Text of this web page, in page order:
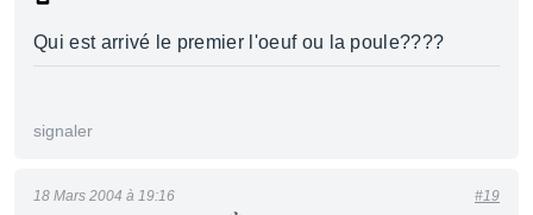
Qui est arrivé le premier l'oeuf ou la poule????
signaler
18 Mars 2004 à 19:16 #19